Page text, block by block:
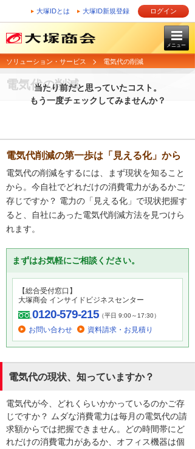
大塚IDとは 大塚ID新規登録 ログイン
メニュー
ソリューション・サービス 電気代の削減
電気代の削減
当たり前だと思っていたコスト。
もう一度チェックしてみませんか？
電気代削減の第一歩は「見える化」から
電気代の削減をするには、まず現状を知ること
から。今自社でどれだけの消費電力があるかご
存じですか？ 電力の「見える化」で現状把握す
ると、自社にあった電気代削減方法を見つけら
れます。
まずはお気軽にご相談ください。
【総合受付窓口】
大塚商会 インサイドビジネスセンター
0120-579-215（平日 9:00～17:30）
お問い合わせ 資料請求・お見積り
電気代の現状、知っていますか？
電気代が今、どれくらいかかっているのかご存
じですか？ ムダな消費電力は毎月の電気代の請
求額からでは把握できません。どの時間帯にど
れだけの消費電力があるか、オフィス機器は個